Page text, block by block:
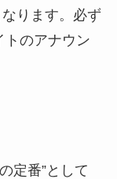
ります。必ず
トのアナウン
定番”として